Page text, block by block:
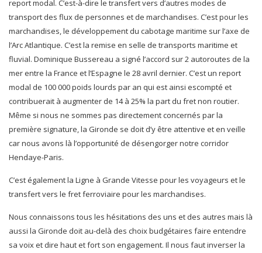
report modal. C’est-à-dire le transfert vers d’autres modes de
transport des flux de personnes et de marchandises. C’est pour les
marchandises, le développement du cabotage maritime sur l’axe de
l’Arc Atlantique. C’est la remise en selle de transports maritime et
fluvial. Dominique Bussereau a signé l’accord sur 2 autoroutes de la
mer entre la France et l’Espagne le 28 avril dernier. C’est un report
modal de 100 000 poids lourds par an qui est ainsi escompté et
contribuerait à augmenter de 14 à 25% la part du fret non routier.
Même si nous ne sommes pas directement concernés par la
première signature, la Gironde se doit d’y être attentive et en veille
car nous avons là l’opportunité de désengorger notre corridor
Hendaye-Paris.
C’est également la Ligne à Grande Vitesse pour les voyageurs et le
transfert vers le fret ferroviaire pour les marchandises.
Nous connaissons tous les hésitations des uns et des autres mais là
aussi la Gironde doit au-delà des choix budgétaires faire entendre
sa voix et dire haut et fort son engagement. Il nous faut inverser la